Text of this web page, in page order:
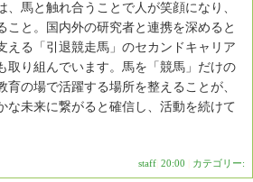
馬と触れ合うことで人が笑顔になり、
こと。国内外の研究者と連携を深めると
える「引退競走馬」のセカンドキャリア
取り組んでいます。馬を「競馬」だけの
の場で活躍する場所を整えることが、
な未来に繋がると確信し、活動を続けて
staff 20:00 カテゴリー: